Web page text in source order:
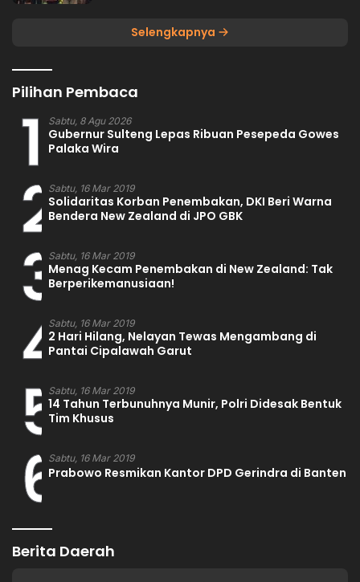
Selengkapnya
Pilihan Pembaca
1 Sabtu, 8 Agu 2026
Gubernur Sulteng Lepas Ribuan Pesepeda Gowes
Palaka Wira
2Sabtu, 16 Mar 2019
Solidaritas Korban Penembakan, DKI Beri Warna
Bendera New Zealand di JPO GBK
3Sabtu, 16 Mar 2019
Menag Kecam Penembakan di New Zealand: Tak
Berperikemanusiaan!
4Sabtu, 16 Mar 2019
2 Hari Hilang, Nelayan Tewas Mengambang di
Pantai Cipalawah Garut
5Sabtu, 16 Mar 2019
14 Tahun Terbunuhnya Munir, Polri Didesak Bentuk
Tim Khusus
6Sabtu, 16 Mar 2019
Prabowo Resmikan Kantor DPD Gerindra di Banten
Berita Daerah